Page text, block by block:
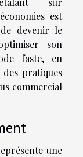
est
devenir le
son
faste, en
pratiques
commercial
une